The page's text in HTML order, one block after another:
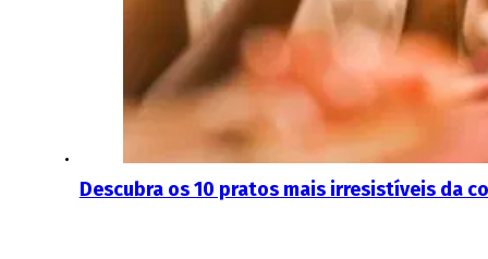
Descubra os 10 pratos mais irresistíveis da